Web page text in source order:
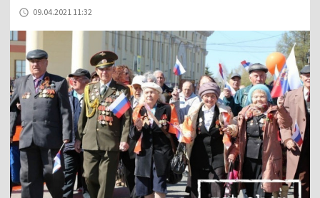
09.04.2021 11:32